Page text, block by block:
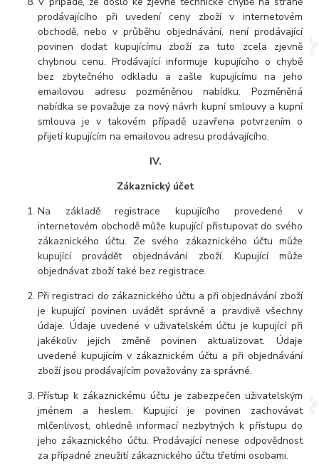
prodávajícího při uvedení ceny zboží v internetovém
obchodě, nebo v průběhu objednávání, není prodávající
povinen dodat kupujícímu zboží za tuto zcela zjevně
chybnou cenu. Prodávající informuje kupujícího o chybě
bez zbytečného odkladu a zašle kupujícímu na jeho
emailovou adresu pozměněnou nabídku. Pozměněná
nabídka se považuje za nový návrh kupní smlouvy a kupní
smlouva je v takovém případě uzavřena potvrzením o
přijetí kupujícím na emailovou adresu prodávajícího.
IV.
Zákaznický účet
Na základě registrace kupujícího provedené v
internetovém obchodě může kupující přistupovat do svého
zákaznického účtu. Ze svého zákaznického účtu může
kupující provádět objednávání zboží. Kupující může
objednávat zboží také bez registrace.
Při registraci do zákaznického účtu a při objednávání zboží
je kupující povinen uvádět správně a pravdivě všechny
údaje. Údaje uvedené v uživatelském účtu je kupující při
jakékoliv jejich změně povinen aktualizovat. Údaje
uvedené kupujícím v zákaznickém účtu a při objednávání
zboží jsou prodávajícím považovány za správné.
Přístup k zákaznickému účtu je zabezpečen uživatelským
jménem a heslem. Kupující je povinen zachovávat
mlčenlivost, ohledně informací nezbytných k přístupu do
jeho zákaznického účtu. Prodávající nenese odpovědnost
za případné zneužití zákaznického účtu třetími osobami.